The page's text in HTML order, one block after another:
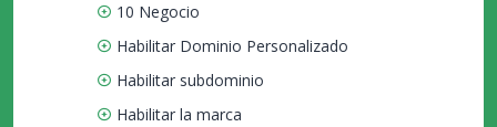
10 Negocio
Habilitar Dominio Personalizado
Habilitar subdominio
Habilitar la marca